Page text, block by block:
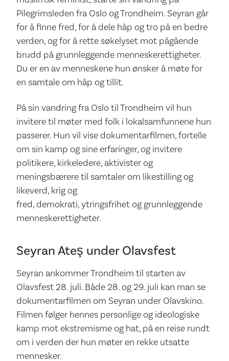
Pilegrimsleden fra Oslo og Trondheim. Seyran går
for å finne fred, for å dele håp og tro på en bedre
verden, og for å rette søkelyset mot pågående
brudd på grunnleggende menneskerettigheter.
Du er en av menneskene hun ønsker å møte for
en samtale om håp og tillit.
På sin vandring fra Oslo til Trondheim vil hun
invitere til møter med folk i lokalsamfunnene hun
passerer. Hun vil vise dokumentarfilmen, fortelle
om sin kamp og sine erfaringer, og invitere
politikere, kirkeledere, aktivister og
meningsbærere til samtaler om likestilling og
likeverd, krig og
fred, demokrati, ytringsfrihet og grunnleggende
menneskerettigheter.
Seyran Ateş under Olavsfest
Seyran ankommer Trondheim til starten av
Olavsfest 28. juli. Både 28. og 29. juli kan man se
dokumentarfilmen om Seyran under Olavskino.
Filmen følger hennes personlige og ideologiske
kamp mot ekstremisme og hat, på en reise rundt
om i verden der hun møter en rekke utsatte
mennesker.